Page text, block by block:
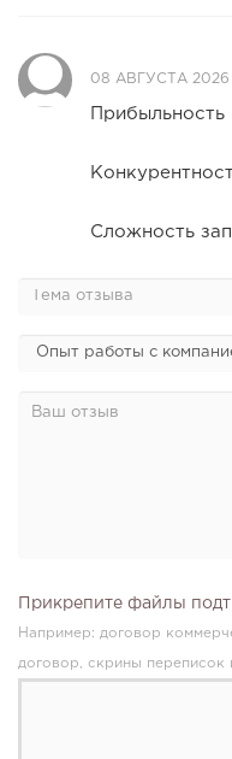
118
От стартапа за 30
08 АВГУСТА 2026
Прибыльность
Сложность
Прикрепите файлы
Например: договор
договор, скрины переписок